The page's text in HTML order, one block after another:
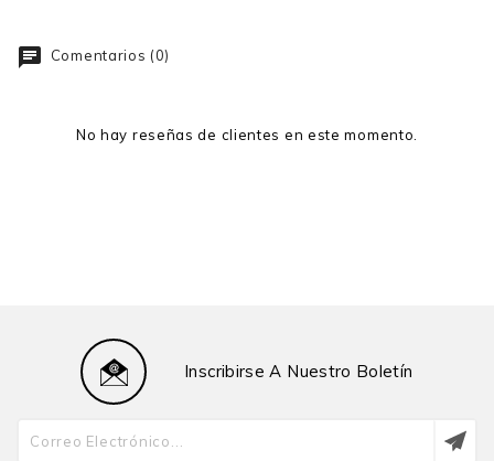
Comentarios (0)
No hay reseñas de clientes en este momento.
Inscribirse A Nuestro Boletín